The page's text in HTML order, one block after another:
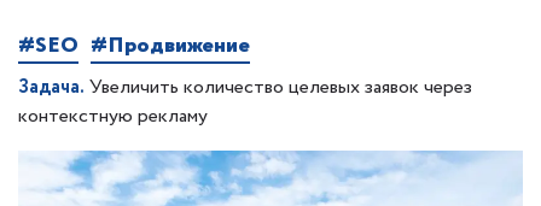
#SEO #Продвижение
Задача. Увеличить количество целевых заявок через
контекстную рекламу